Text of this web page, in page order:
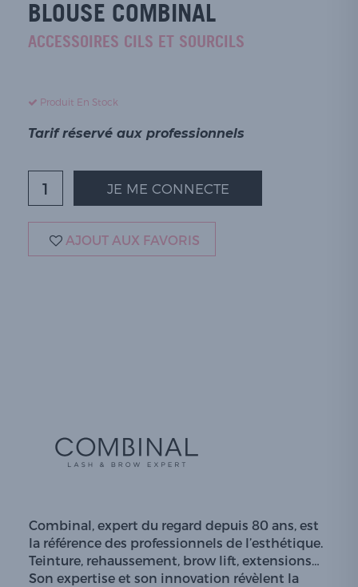
BLOUSE COMBINAL
ACCESSOIRES CILS ET SOURCILS
Produit En Stock
Tarif réservé aux professionnels
JE ME CONNECTE
AJOUT AUX FAVORIS
Combinal, expert du regard depuis 80 ans, est
la référence des professionnels de l’esthétique.
Teinture, rehaussement, brow lift, extensions…
Son expertise et son innovation révèlent la